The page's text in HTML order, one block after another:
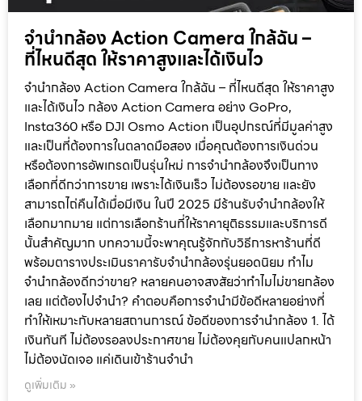
จำนำกล้อง Action Camera ใกล้ฉัน –
ที่ไหนดีสุด ให้ราคาสูงและได้เงินไว
จำนำกล้อง Action Camera ใกล้ฉัน – ที่ไหนดีสุด ให้ราคาสูง
และได้เงินไว กล้อง Action Camera อย่าง GoPro,
Insta360 หรือ DJI Osmo Action เป็นอุปกรณ์ที่มีมูลค่าสูง
และเป็นที่ต้องการในตลาดมือสอง เมื่อคุณต้องการเงินด่วน
หรือต้องการอัพเกรดเป็นรุ่นใหม่ การจำนำกล้องจึงเป็นทาง
เลือกที่ดีกว่าการขาย เพราะได้เงินเร็ว ไม่ต้องรอขาย และยัง
สามารถไถ่คืนได้เมื่อมีเงิน ในปี 2025 มีร้านรับจำนำกล้องให้
เลือกมากมาย แต่การเลือกร้านที่ให้ราคายุติธรรมและบริการดี
นั้นสำคัญมาก บทความนี้จะพาคุณรู้จักกับวิธีการหาร้านที่ดี
พร้อมตารางประเมินราคารับจำนำกล้องรุ่นยอดนิยม ทำไม
จำนำกล้องดีกว่าขาย? หลายคนอาจสงสัยว่าทำไมไม่ขายกล้อง
เลย แต่ต้องไปจำนำ? คำตอบคือการจำนำมีข้อดีหลายอย่างที่
ทำให้เหมาะกับหลายสถานการณ์ ข้อดีของการจำนำกล้อง 1. ได้
เงินทันที ไม่ต้องรอลงประกาศขาย ไม่ต้องคุยกับคนแปลกหน้า
ไม่ต้องนัดเจอ แค่เดินเข้าร้านจำนำ
ดูเพิ่มเติม »